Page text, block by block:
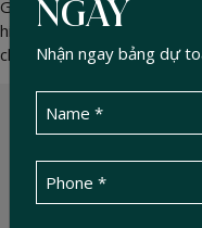
Giải đáp 5 tiêu chuẩn
hiện nay. Tư vấn chọn gói
chốt sales khách thuê.
NGAY
Nhận ngay bảng dự